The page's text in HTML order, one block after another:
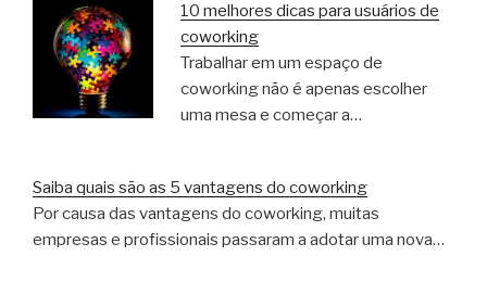
10 melhores dicas para usuários de
coworking
Trabalhar em um espaço de
coworking não é apenas escolher
uma mesa e começar a…
Saiba quais são as 5 vantagens do coworking
Por causa das vantagens do coworking, muitas
empresas e profissionais passaram a adotar uma nova…